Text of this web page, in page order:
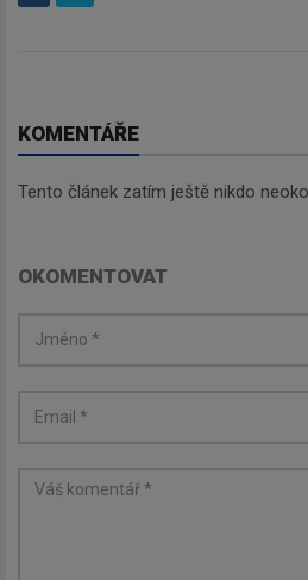
KOMENTÁŘE
Tento článek zatím ještě nikdo
OKOMENTOVAT